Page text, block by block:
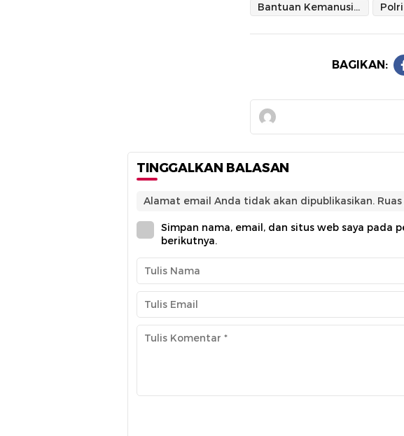
Bantuan Kemanusiaan ke Sumbar
Polri
BAGIKAN:
TINGGALKAN BALASAN
Alamat email Anda tidak akan dipublikasikan.
Simpan nama, email, dan situs web saya pada
berikutnya.